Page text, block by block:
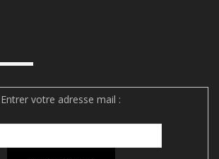
Entrer votre adresse mail :